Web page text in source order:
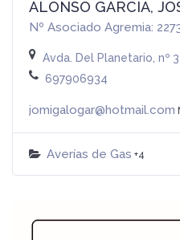
ALONSO GARCÍA,
Nº Asociado Agremia:
Avda. Del Planetario, nº
697906934
jomigalogar@hotmail.com
Averías de Gas +4